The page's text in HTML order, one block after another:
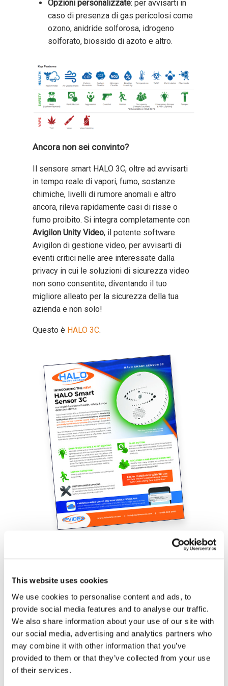
This website uses cookies
We use cookies to personalise content and ads, to
provide social media features and to analyse our traffic.
We also share information about your use of our site with
our social media, advertising and analytics partners who
may combine it with other information that you’ve
provided to them or that they’ve collected from your use
of their services.
Opzioni personalizzate: per avvisarti in
caso di presenza di gas pericolosi come
ozono, anidride solforosa, idrogeno
solforato, biossido di azoto e altro.
Ancora non sei convinto?
Il sensore smart HALO 3C, oltre ad avvisarti
in tempo reale di vapori, fumo, sostanze
chimiche, livelli di rumore anomali e altro
ancora, rileva rapidamente casi di risse o
fumo proibito. Si integra completamente con
Avigilon Unity Video, il potente software
Avigilon di gestione video, per avvisarti di
eventi critici nelle aree interessate dalla
privacy in cui le soluzioni di sicurezza video
non sono consentite, diventando il tuo
migliore alleato per la sicurezza della tua
azienda e non solo!
Questo è HALO 3C.
completa
aggiunto per Avigilon
Ti serve un partneresperto e competentesu
sensori e sistemi di sicurezza Avigilon? Puoi
rivolgerti al nostro team dedicato, che ti
affiancherà nello sviluppo di soluzioni
dedicate e risponderà ad ogni tua domanda